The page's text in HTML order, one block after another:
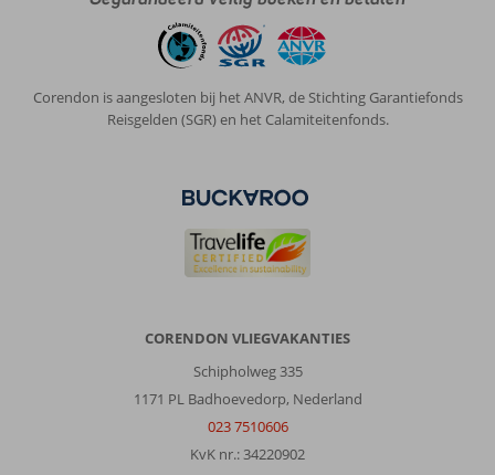
Corendon is aangesloten bij het ANVR, de Stichting Garantiefonds
Reisgelden (SGR) en het Calamiteitenfonds.
CORENDON VLIEGVAKANTIES
Schipholweg 335
1171 PL Badhoevedorp, Nederland
023 7510606
KvK nr.: 34220902